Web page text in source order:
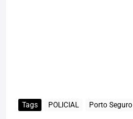
Tags POLICIAL Porto Seguro